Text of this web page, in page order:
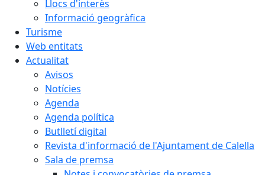
Llocs d'interès
Informació geogràfica
Turisme
Web entitats
Actualitat
Avisos
Notícies
Agenda
Agenda política
Butlletí digital
Revista d'informació de l'Ajuntament de Calella
Sala de premsa